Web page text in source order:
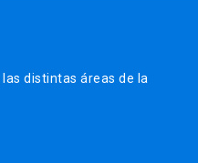
distintas áreas de la